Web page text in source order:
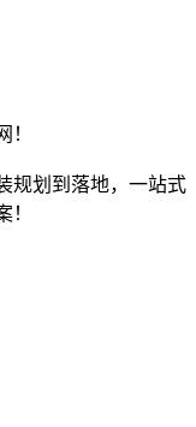
！
规划到落地，一站式
！